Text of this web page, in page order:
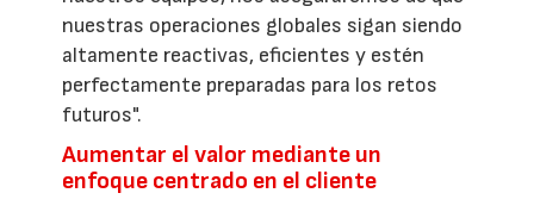
nuestras operaciones globales sigan siendo
altamente reactivas, eficientes y estén
perfectamente preparadas para los retos
futuros".
Aumentar el valor mediante un
enfoque centrado en el cliente